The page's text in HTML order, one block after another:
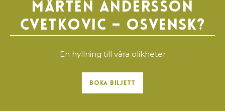
Mårten Andersson
Cvetkovic – OSVENSK?
En hyllning till våra olikheter
Boka Biljett